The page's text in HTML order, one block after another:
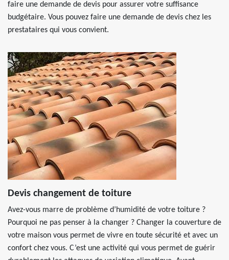
faire une demande de devis pour assurer votre suffisance
budgétaire. Vous pouvez faire une demande de devis chez les
prestataires qui vous convient.
Devis changement de toiture
Avez-vous marre de problème d’humidité de votre toiture ?
Pourquoi ne pas penser à la changer ? Changer la couverture de
votre maison vous permet de vivre en toute sécurité et avec un
confort chez vous. C’est une activité qui vous permet de guérir